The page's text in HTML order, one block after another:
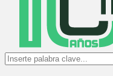
Search
for: